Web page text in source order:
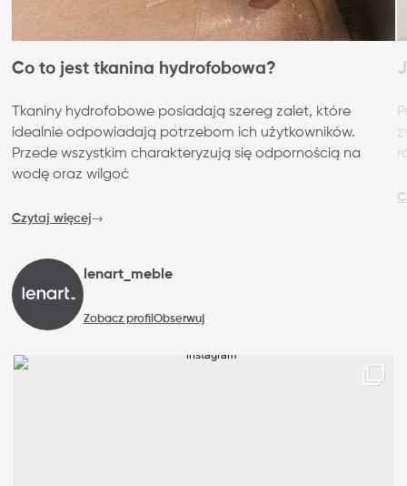
Co to jest tkanina hydrofobowa?
Tkaniny hydrofobowe posiadają szereg zalet, które
idealnie odpowiadają potrzebom ich użytkowników.
Przede wszystkim charakteryzują się odpornością na
wodę oraz wilgoć
Czytaj więcej
lenart_meble
Zobacz profil Obserwuj